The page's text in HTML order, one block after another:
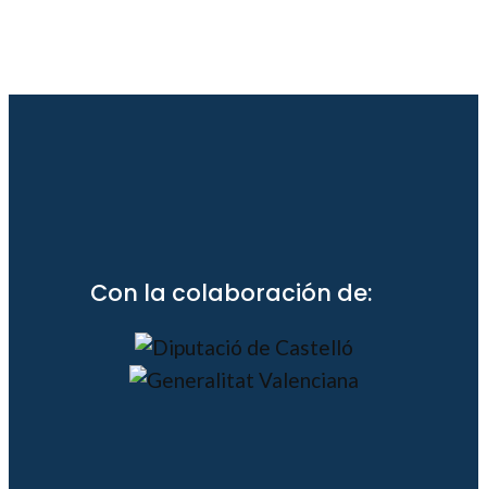
Con la colaboración de: